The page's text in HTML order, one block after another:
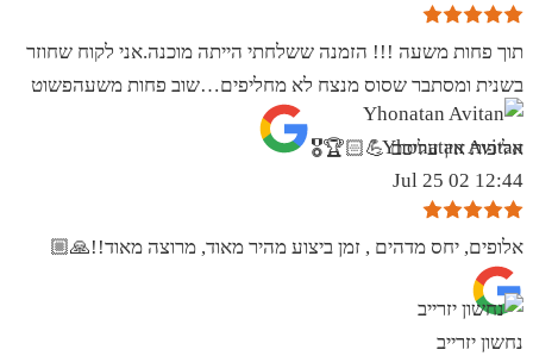
תוך פחות משעה !!! הזמנה ששלחתי הייתה מוכנה.אני לקוח שחוזר
בשנית ומסתבר שסוס מנצח לא מחליפים…שוב פחות משעהפשוט
אליפות אין עליכם 💪🏻🏆🎖
Yhonatan Avitan
12:44 02 Jul 25
אלופים, יחס מדהים , זמן ביצוע מהיר מאוד, מרוצה מאוד!!🙏🏼
נחשון יזרייב